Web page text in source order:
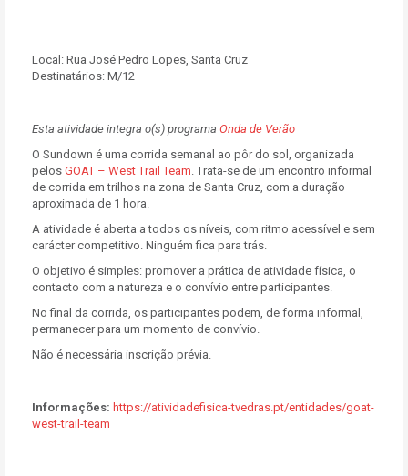
Local: Rua José Pedro Lopes, Santa Cruz
Destinatários: M/12
Esta atividade integra o(s) programa Onda de Verão
O Sundown é uma corrida semanal ao pôr do sol, organizada
pelos GOAT – West Trail Team. Trata-se de um encontro informal
de corrida em trilhos na zona de Santa Cruz, com a duração
aproximada de 1 hora.
A atividade é aberta a todos os níveis, com ritmo acessível e sem
carácter competitivo. Ninguém fica para trás.
O objetivo é simples: promover a prática de atividade física, o
contacto com a natureza e o convívio entre participantes.
No final da corrida, os participantes podem, de forma informal,
permanecer para um momento de convívio.
Não é necessária inscrição prévia.
Informações: https://atividadefisica-tvedras.pt/entidades/goat-
west-trail-team